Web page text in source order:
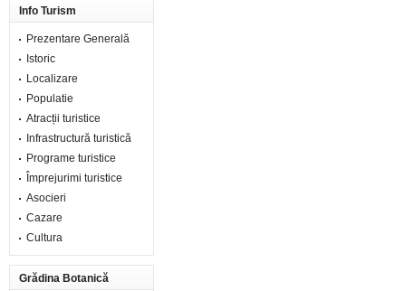
Info Turism
Prezentare Generală
Istoric
Localizare
Populatie
Atracții turistice
Infrastructură turistică
Programe turistice
Împrejurimi turistice
Asocieri
Cazare
Cultura
Grădina Botanică